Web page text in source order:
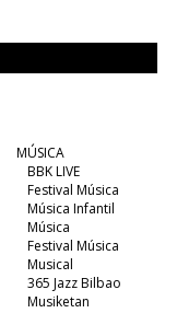
MÚSICA
BBK LIVE
Festival Música
Música Infantil
Música
Festival Música
Musical
365 Jazz Bilbao
Musiketan